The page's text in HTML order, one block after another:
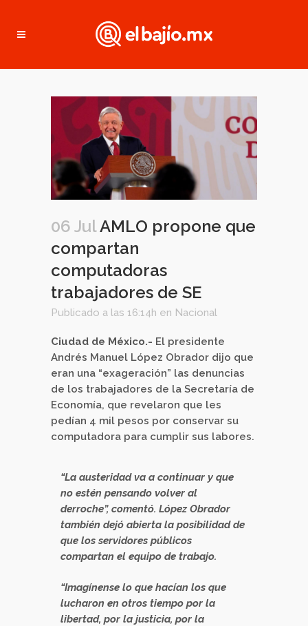
06 JulAMLO propone que
compartan
computadoras
trabajadores de SE
Publicado a las 16:14h en Nacional
Ciudad de México.- El presidente
Andrés Manuel López Obrador dijo que
eran una “exageración” las denuncias
de los trabajadores de la Secretaría de
Economía, que revelaron que les
pedían 4 mil pesos por conservar su
computadora para cumplir sus labores.
“La austeridad va a continuar y que
no estén pensando volver al
derroche”, comentó. López Obrador
también dejó abierta la posibilidad de
que los servidores públicos
compartan el equipo de trabajo.
“Imagínense lo que hacían los que
lucharon en otros tiempo por la
libertad, por la justicia, por la